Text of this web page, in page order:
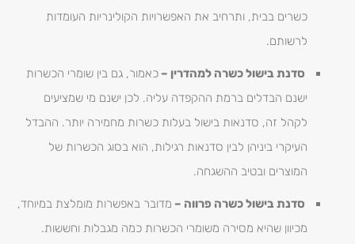
כשרים בבית, ותרחיב את האפשרויות הקולינריות העומדות
לרשותם.
סדנת בישול כשרה למהדרין – כאמור, גם בין שומרי הכשרות
ישנם הבדלים ברמת ההקפדה עליה. לכן ישנם מי שמציעים
לקהל זה, סדנאות בישול בעלות כשרות מחמירה יותר. ההבדל
העיקרי ביניהן לבין סדנאות רגילות, הוא בסוג הכשרות של
המוצרים ובטיב ההשגחה.
סדנת בישול כשרה פרווה – מדובר באפשרות מומלצת במיוחד,
מכיוון שהיא מסירה משומרי הכשרות כמה מגבלות וחששות.